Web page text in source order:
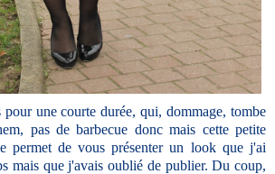
pour une courte durée, qui, dommage, tombe
pas de barbecue donc mais cette petite
permet de vous présenter un look que j'ai
mais que j'avais oublié de publier. Du coup,